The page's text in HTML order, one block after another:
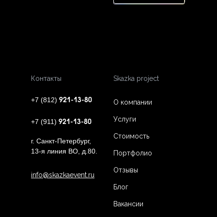
О компании
Контакты
Услуги
Стоимость
г. Санкт-Петербург,
13-я линия ВО, д.80.
Портфолио
Отзывы
+7 (812) 921-13-80
+7 (911) 921-13-80
info@skazkaevent.ru
Skazka project
Вакансии
Блог